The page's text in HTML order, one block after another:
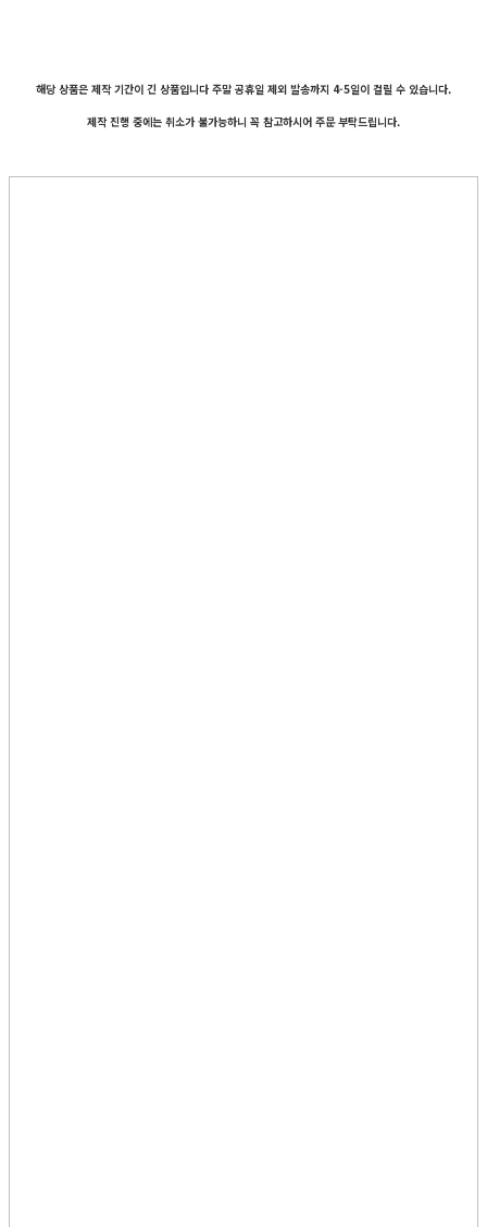
해당 상품은 제작 기간이 긴 상품입니다 주말 공휴일 제외 발송까지 4-5일이 걸릴 수 있습니다.
제작 진행 중에는 취소가 불가능하니 꼭 참고하시어 주문 부탁드립니다.